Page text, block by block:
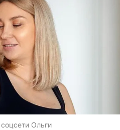
соцсети Ольги